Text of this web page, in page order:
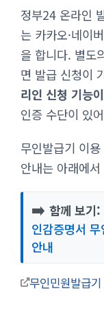
정부24 온라인
는 카카오·네이
을 합니다. 별도
면 발급 신청이
리인 신청 기능
인증 수단이 있
무인발급기 이
안내는 아래에
➡️ 함께 보기:
인감증명서 무
안내
무인민원발급